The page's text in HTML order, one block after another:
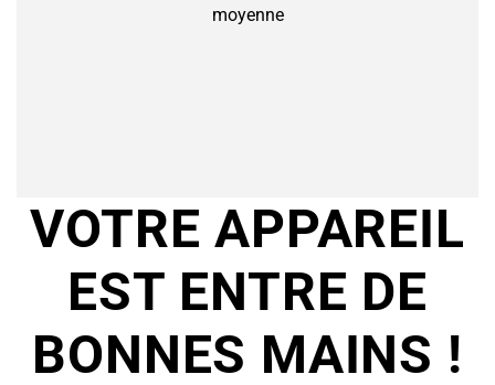
moyenne
VOTRE APPAREIL
EST ENTRE DE
BONNES MAINS !